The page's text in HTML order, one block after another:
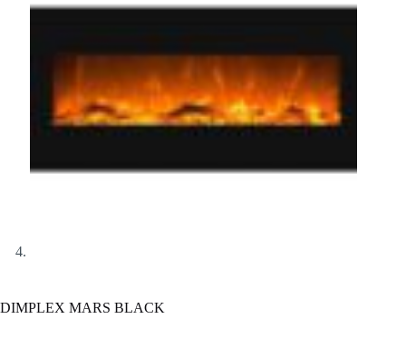
DIMPLEX MARS BLACK